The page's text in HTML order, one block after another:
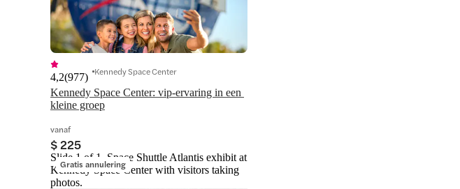
Kennedy Space Center: vip-ervaring in een
kleine groep
4,2(977) Kennedy Space Center
vanaf
$ 225
Gratis annulering
Slide 1 of 1, Space Shuttle Atlantis exhibit at
Kennedy Space Center with visitors taking
photos.